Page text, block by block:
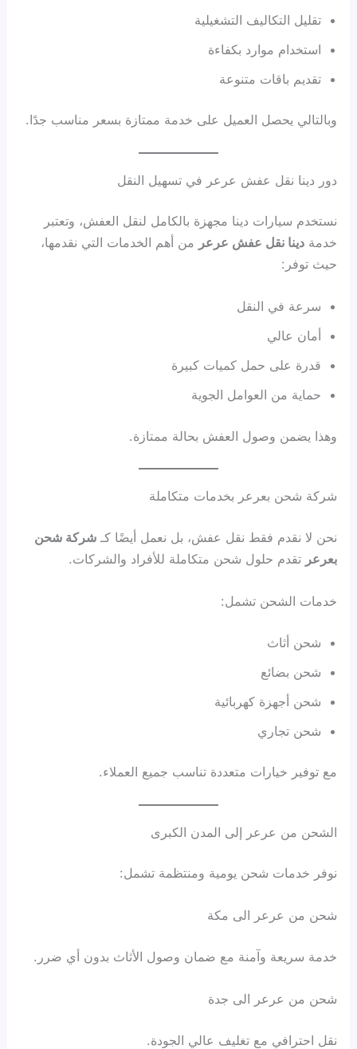
تقليل التكاليف التشغيلية
استخدام موارد بكفاءة
تقديم باقات متنوعة
وبالتالي يحصل العميل على خدمة ممتازة بسعر مناسب جدًا.
دور دينا نقل عفش عرعر في تسهيل النقل
نستخدم سيارات دينا مجهزة بالكامل لنقل العفش، وتعتبر
خدمةدينا نقل عفش عرعر من أهم الخدمات التي نقدمها،
حيث توفر:
سرعة في النقل
أمان عالي
قدرة على حمل كميات كبيرة
حماية من العوامل الجوية
وهذا يضمن وصول العفش بحالة ممتازة.
شركة شحن بعرعر بخدمات متكاملة
نحن لا نقدم فقط نقل عفش، بل نعمل أيضًا كـشركة شحن
بعرعر تقدم حلول شحن متكاملة للأفراد والشركات.
خدمات الشحن تشمل:
شحن أثاث
شحن بضائع
شحن أجهزة كهربائية
شحن تجاري
مع توفير خيارات متعددة تناسب جميع العملاء.
الشحن من عرعر إلى المدن الكبرى
نوفر خدمات شحن يومية ومنتظمة تشمل:
شحن من عرعر الى مكة
خدمة سريعة وآمنة مع ضمان وصول الأثاث بدون أي ضرر.
شحن من عرعر الى جدة
نقل احترافي مع تغليف عالي الجودة.